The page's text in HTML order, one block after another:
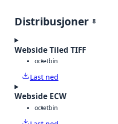
Distribusjoner 8
Webside Tiled TIFF
octetbin
Last ned
Webside ECW
octetbin